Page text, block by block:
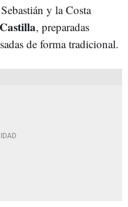
y la Costa
Castilla, preparadas
de forma tradicional.